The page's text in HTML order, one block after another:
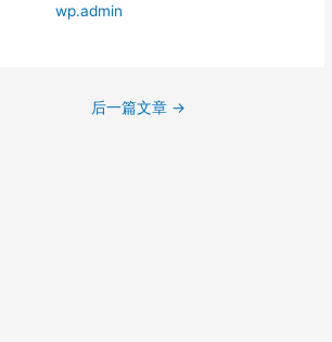
wp.admin
后一篇文章 →